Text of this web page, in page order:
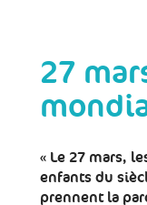
27
« Le 27 mars,
enfants du
prennent la